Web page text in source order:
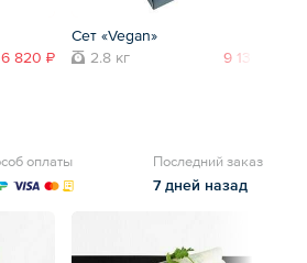
6 820 ₽
Сет «Vegan»
2.8 кг
9 130 ₽
оплаты Последний заказ
7 дней назад